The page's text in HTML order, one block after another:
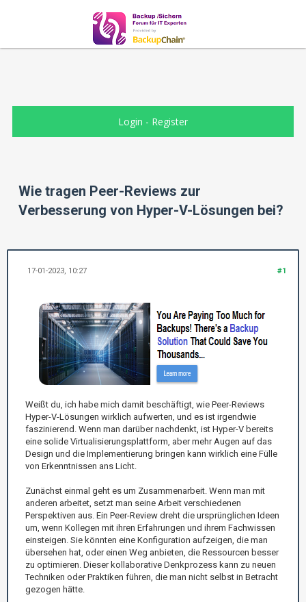
Login - Register
Wie tragen Peer-Reviews zur
Verbesserung von Hyper-V-Lösungen bei?
#1
17-01-2023, 10:27
Weißt du, ich habe mich damit beschäftigt, wie Peer-Reviews
Hyper-V-Lösungen wirklich aufwerten, und es ist irgendwie
faszinierend. Wenn man darüber nachdenkt, ist Hyper-V bereits
eine solide Virtualisierungsplattform, aber mehr Augen auf das
Design und die Implementierung bringen kann wirklich eine Fülle
von Erkenntnissen ans Licht.
Zunächst einmal geht es um Zusammenarbeit. Wenn man mit
anderen arbeitet, setzt man seine Arbeit verschiedenen
Perspektiven aus. Ein Peer-Review dreht die ursprünglichen Ideen
um, wenn Kollegen mit ihren Erfahrungen und ihrem Fachwissen
einsteigen. Sie könnten eine Konfiguration aufzeigen, die man
übersehen hat, oder einen Weg anbieten, die Ressourcen besser
zu optimieren. Dieser kollaborative Denkprozess kann zu neuen
Techniken oder Praktiken führen, die man nicht selbst in Betracht
gezogen hätte.